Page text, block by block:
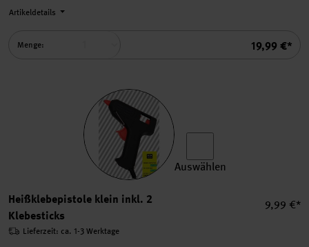
Summe
19,99 €*
Artikeldetails
Menge:
Auswählen
Heißklebepistole klein inkl. 2
Klebesticks
9,99 €*
Lieferzeit: ca. 1-3 Werktage